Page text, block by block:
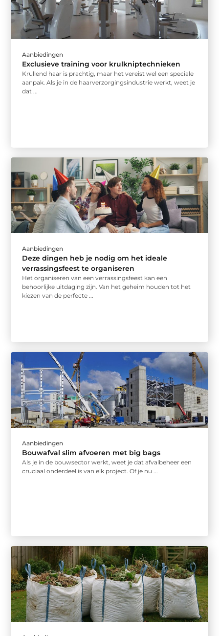
Aanbiedingen
Exclusieve training voor krulkniptechnieken
Krullend haar is prachtig, maar het vereist wel een speciale
aanpak. Als je in de haarverzorgingsindustrie werkt, weet je
dat ...
Aanbiedingen
Deze dingen heb je nodig om het ideale
verrassingsfeest te organiseren
Het organiseren van een verrassingsfeest kan een
behoorlijke uitdaging zijn. Van het geheim houden tot het
kiezen van de perfecte ...
Aanbiedingen
Bouwafval slim afvoeren met big bags
Als je in de bouwsector werkt, weet je dat afvalbeheer een
cruciaal onderdeel is van elk project. Of je nu ...